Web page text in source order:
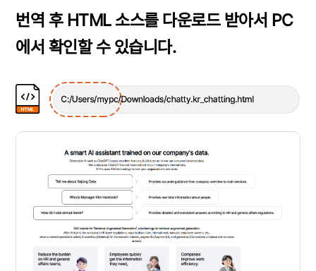
번역 후 HTML 소스를 다운로드 받아서 PC
에서 확인할 수 있습니다.